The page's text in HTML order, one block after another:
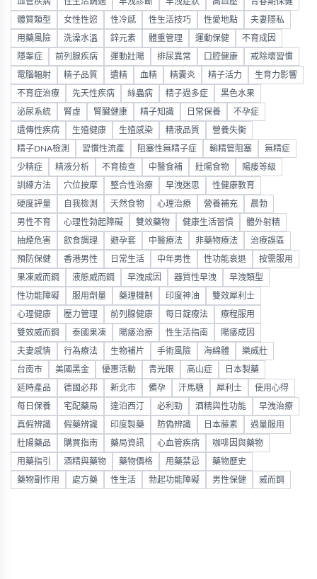
體質類型 女性性慾 性冷感 性生活技巧 性愛地點 夫妻隱私
用藥風險 洗澡水溫 鋅元素 體重管理 運動保健 不育成因
隱睾症 前列腺疾病 運動壯陽 排尿異常 口腔健康 戒除壞習慣
電腦輻射 精子品質 遺精 血精 精囊炎 精子活力 生育力影響
不育症治療 先天性疾病 絲蟲病 精子過多症 黑色水果
泌尿系統 腎虛 腎臟健康 精子知識 日常保養 不孕症
遺傳性疾病 生殖健康 生殖感染 精液品質 營養失衡
精子DNA檢測 習慣性流產 阻塞性無精子症 輸精管阻塞 無精症
少精症 精液分析 不育檢查 中醫食補 壯陽食物 陽痿等級
訓練方法 穴位按摩 整合性治療 早洩迷思 性健康教育
硬度評量 自我檢測 天然食物 心理治療 營養補充 晨勃
男性不育 心理性勃起障礙 雙效藥物 健康生活習慣 體外射精
抽煙危害 飲食調理 避孕套 中醫療法 非藥物療法 治療誤區
預防保健 香港男性 日常生活 中年男性 性功能衰退 按需服用
果凍威而鋼 液態威而鋼 早洩成因 器質性早洩 早洩類型
性功能障礙 服用劑量 藥理機制 印度神油 雙效犀利士
心理健康 壓力管理 前列腺健康 每日錠療法 療程服用
雙效威而鋼 泰國果凍 陽痿治療 性生活指南 陽痿成因
夫妻感情 行為療法 生物補片 手術風險 海綿體 樂威壯
台南市 美國黑金 優惠活動 青光眼 高山症 日本製藥
延時產品 德國必邦 新北市 備孕 汗馬糖 犀利士 使用心得
每日保養 宅配藥局 達泊西汀 必利勁 酒精與性功能 早洩治療
真假辨識 假藥辨識 印度製藥 防偽辨識 日本藤素 過量服用
壯陽藥品 購買指南 藥局資訊 心血管疾病 咖啡因與藥物
用藥指引 酒精與藥物 藥物價格 用藥禁忌 藥物歷史
藥物副作用 處方藥 性生活 勃起功能障礙 男性保健 威而鋼